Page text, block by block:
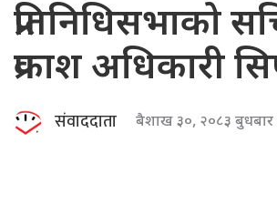
प्रतिनिधिसभाको
प्रकाश अधिकारी
संवाददाता बैशाख ३०, २०८३ बुधबार